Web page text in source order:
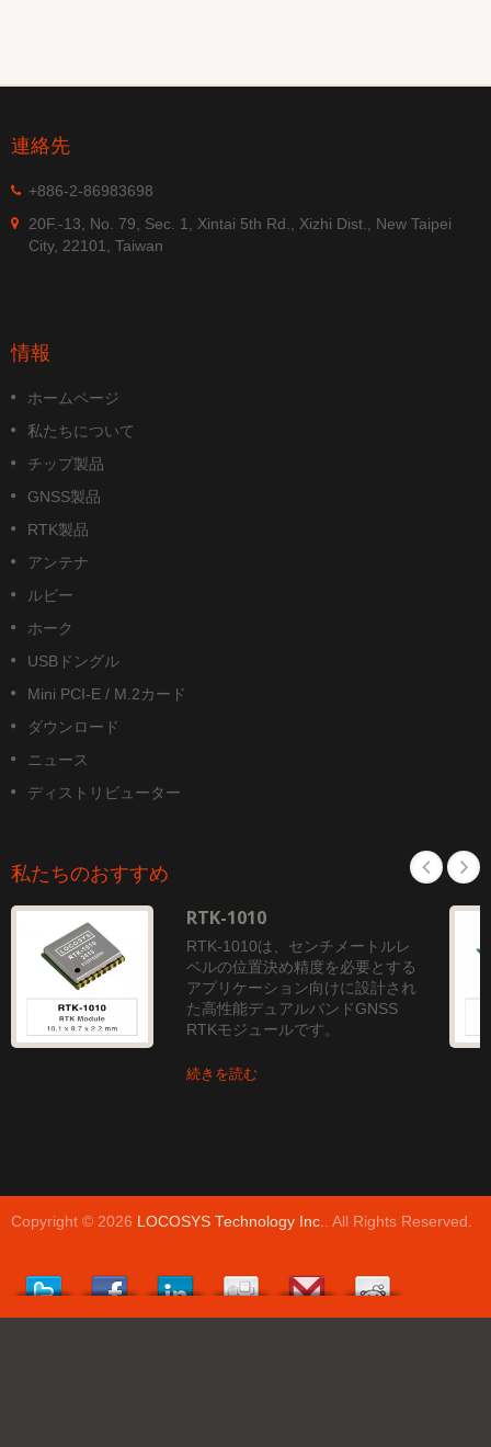
連絡先
+886-2-86983698
20F.-13, No. 79, Sec. 1, Xintai 5th Rd., Xizhi Dist., New Taipei
City, 22101, Taiwan
情報
ホームページ
私たちについて
チップ製品
GNSS製品
RTK製品
アンテナ
ルビー
ホーク
USBドングル
Mini PCI-E / M.2カード
ダウンロード
ニュース
ディストリビューター
私たちのおすすめ
RTK-1010
RTK-1010は、センチメートルレ
ベルの位置決め精度を必要とする
アプリケーション向けに設計され
た高性能デュアルバンドGNSS
RTKモジュールです。
続きを読む
Copyright © 2026 LOCOSYS Technology Inc.. All Rights Reserved.